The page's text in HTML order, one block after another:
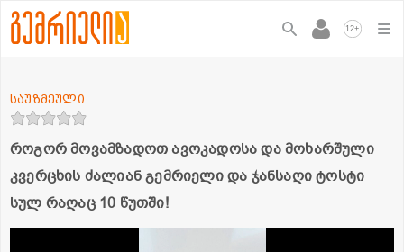
12+
როგორ მოვამზადოთ ავოკადოსა და მოხარშული
კვერცხის ძალიან გემრიელი და ჯანსაღი ტოსტი
სულ რაღაც 10 წუთში!
საუზმეული